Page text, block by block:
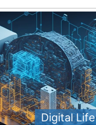
Digital Life